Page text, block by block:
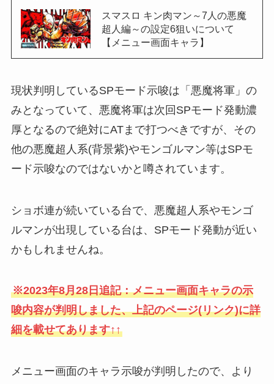
スマスロ キン肉マン～7人の悪魔
超人編～の設定6狙いについて
【メニュー画面キャラ】
現状判明しているSPモード示唆は「悪魔将軍」の
みとなっていて、悪魔将軍は次回SPモード発動濃
厚となるので絶対にATまで打つべきですが、その
他の悪魔超人系(背景紫)やモンゴルマン等はSPモ
ード示唆なのではないかと噂されています。
ショボ連が続いている台で、悪魔超人系やモンゴ
ルマンが出現している台は、SPモード発動が近い
かもしれませんね。
※2023年8月28日追記：メニュー画面キャラの示
唆内容が判明しました、上記のページ(リンク)に詳
細を載せてあります↑↑
メニュー画面のキャラ示唆が判明したので、より